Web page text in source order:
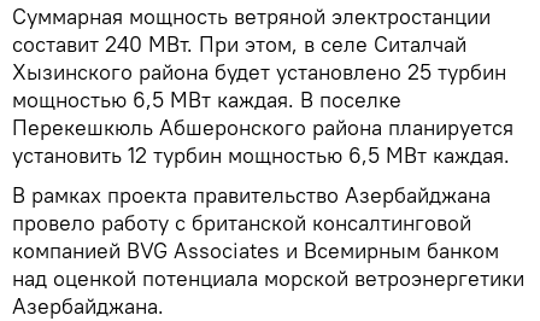
Суммарная мощность ветряной электростанции
составит 240 МВт. При этом, в селе Ситалчай
Хызинского района будет установлено 25 турбин
мощностью 6,5 МВт каждая. В поселке
Перекешкюль Абшеронского района планируется
установить 12 турбин мощностью 6,5 МВт каждая.
В рамках проекта правительство Азербайджана
провело работу с британской консалтинговой
компанией BVG Associates и Всемирным банком
над оценкой потенциала морской ветроэнергетики
Азербайджана.